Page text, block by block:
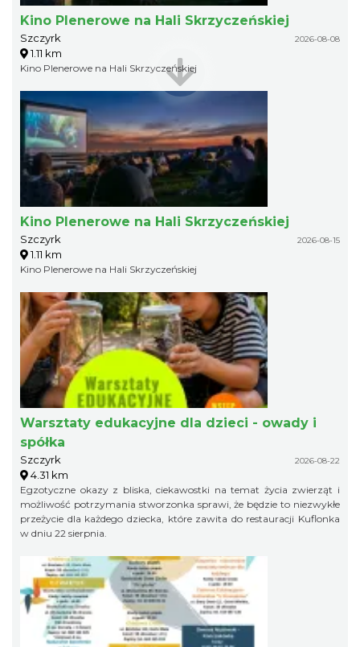
Kino Plenerowe na Hali Skrzyczeńskiej
Szczyrk 2026-08-08
1.11 km
Kino Plenerowe na Hali Skrzyczeńskiej
Kino Plenerowe na Hali Skrzyczeńskiej
Szczyrk 2026-08-15
1.11 km
Kino Plenerowe na Hali Skrzyczeńskiej
Warsztaty edukacyjne dla dzieci - owady i
spółka
Szczyrk 2026-08-22
4.31 km
Egzotyczne okazy z bliska, ciekawostki na temat życia zwierząt i
możliwość potrzymania stworzonka sprawi, że będzie to niezwykłe
przeżycie dla każdego dziecka, które zawita do restauracji Kuflonka
w dniu 22 sierpnia.